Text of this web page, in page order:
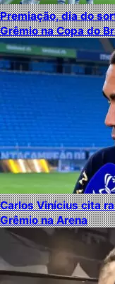
Premiação, dia do
Grêmio na Copa do
Carlos Vinícius cita
Grêmio na Arena